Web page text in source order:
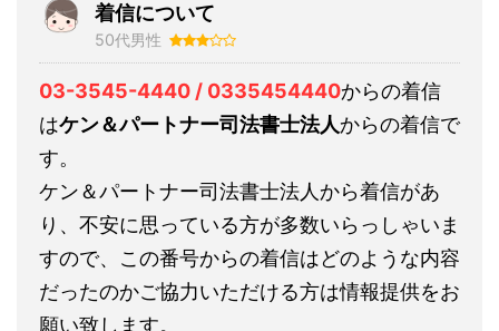
着信について
50代男性
03-3545-4440 / 0335454440からの着信
はケン＆パートナー司法書士法人からの着信で
す。
ケン＆パートナー司法書士法人から着信があ
り、不安に思っている方が多数いらっしゃいま
すので、この番号からの着信はどのような内容
だったのかご協力いただける方は情報提供をお
願い致します。